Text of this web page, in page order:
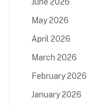
June 2026
May 2026
April 2026
March 2026
February 2026
January 2026